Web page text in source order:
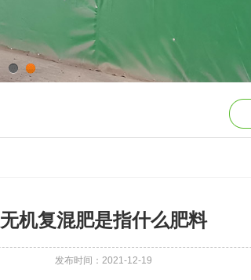
4 5
无机复混肥是指什么肥料
发布时间：2021-12-19